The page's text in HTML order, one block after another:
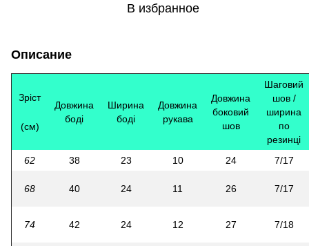
В избранное
Описание
Зріст
(см)
Довжина
боді
Ширина
боді
Довжина
рукава
Довжина
боковий
шов
Шаговий
шов /
ширина
по
резинці
62
38 23 10 24 7/17
68 40 24 11 26 7/17
74 42 24 12 27 7/18